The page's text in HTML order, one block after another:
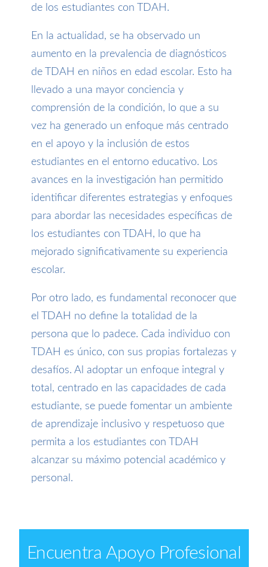
de los estudiantes con TDAH.
En la actualidad, se ha observado un
aumento en la prevalencia de diagnósticos
de TDAH en niños en edad escolar. Esto ha
llevado a una mayor conciencia y
comprensión de la condición, lo que a su
vez ha generado un enfoque más centrado
en el apoyo y la inclusión de estos
estudiantes en el entorno educativo. Los
avances en la investigación han permitido
identificar diferentes estrategias y enfoques
para abordar las necesidades específicas de
los estudiantes con TDAH, lo que ha
mejorado significativamente su experiencia
escolar.
Por otro lado, es fundamental reconocer que
el TDAH no define la totalidad de la
persona que lo padece. Cada individuo con
TDAH es único, con sus propias fortalezas y
desafíos. Al adoptar un enfoque integral y
total, centrado en las capacidades de cada
estudiante, se puede fomentar un ambiente
de aprendizaje inclusivo y respetuoso que
permita a los estudiantes con TDAH
alcanzar su máximo potencial académico y
personal.
Encuentra Apoyo Profesional